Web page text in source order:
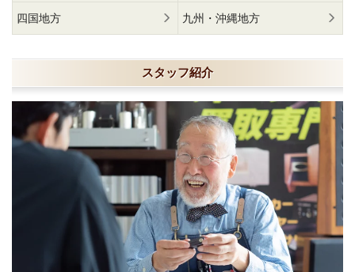
四国地方 九州・沖縄地方
スタッフ紹介